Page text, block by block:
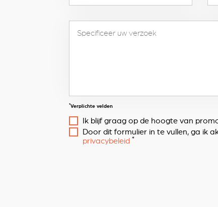
*Verplichte velden
Ik blijf graag op de hoogte van
Door dit formulier in te vullen, ga ik
privacybeleid *